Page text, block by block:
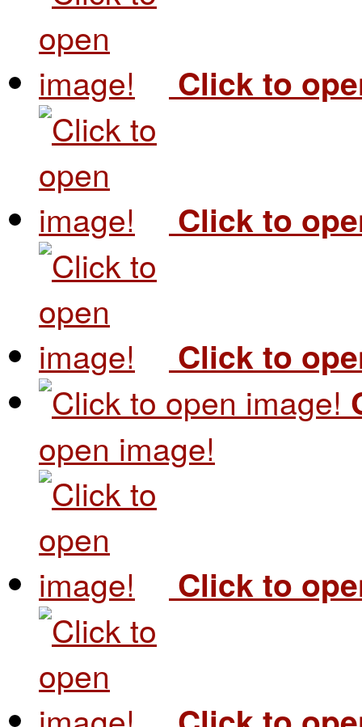
Click to
Click to
Click to
open image!
Click to